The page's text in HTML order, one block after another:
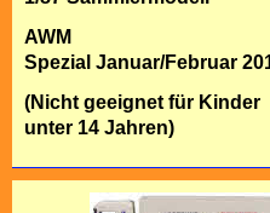
AWM
Spezial Januar/Februar
(Nicht geeignet für Kinder
unter 14 Jahren)